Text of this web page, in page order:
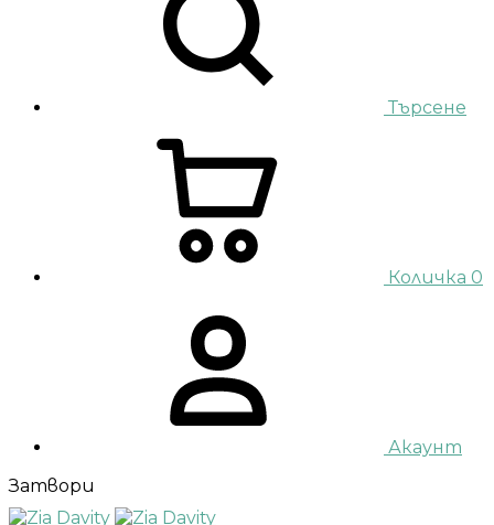
Търсене
Количка 0
Акаунт
Затвори